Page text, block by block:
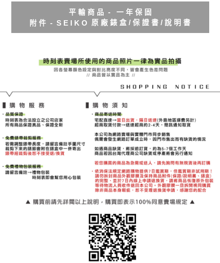
平 輸 商 品 - 一 年 保 固
附 件 - S E I K O 原 廠 錶 盒 / 保 證 書 / 說 明 書